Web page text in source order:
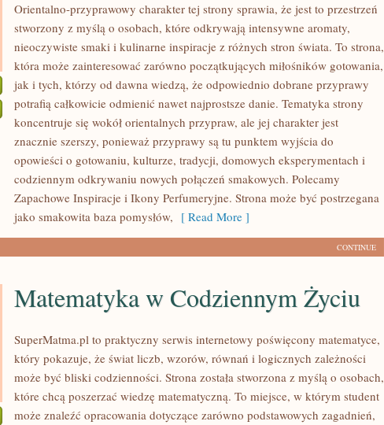
PERFUMY
ZAPACHY
Orientalno-przyprawowy charakter tej strony sprawia, że jest to przestrzeń
stworzony z myślą o osobach, które odkrywają intensywne aromaty,
nieoczywiste smaki i kulinarne inspiracje z różnych stron świata. To strona,
która może zainteresować zarówno początkujących miłośników gotowania,
jak i tych, którzy od dawna wiedzą, że odpowiednio dobrane przyprawy
potrafią całkowicie odmienić nawet najprostsze danie. Tematyka strony
koncentruje się wokół orientalnych przypraw, ale jej charakter jest
znacznie szerszy, ponieważ przyprawy są tu punktem wyjścia do
opowieści o gotowaniu, kulturze, tradycji, domowych eksperymentach i
codziennym odkrywaniu nowych połączeń smakowych. Polecamy
Zapachowe Inspiracje i Ikony Perfumeryjne. Strona może być postrzegana
jako smakowita baza pomysłów, [ Read More ]
CONTINUE
Matematyka w Codziennym Życiu
SuperMatma.pl to praktyczny serwis internetowy poświęcony matematyce,
który pokazuje, że świat liczb, wzorów, równań i logicznych zależności
może być bliski codzienności. Strona została stworzona z myślą o osobach,
które chcą poszerzać wiedzę matematyczną. To miejsce, w którym student
może znaleźć opracowania dotyczące zarówno podstawowych zagadnień,